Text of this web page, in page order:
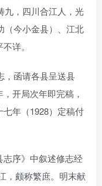
九，四川合江人，光
（今小金县）、江北
详。
，函请各县呈送县
开局次年即完稿，
年（1928）定稿付
序》中叙述修志经
，颇称繁庶。明末献